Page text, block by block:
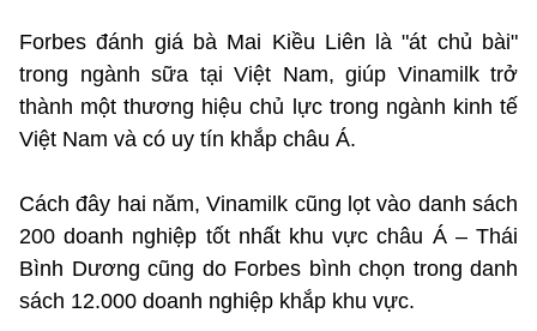
Forbes đánh giá bà Mai Kiều Liên là "át chủ bài"
trong ngành sữa tại Việt Nam, giúp Vinamilk trở
thành một thương hiệu chủ lực trong ngành kinh tế
Việt Nam và có uy tín khắp châu Á.
Cách đây hai năm, Vinamilk cũng lọt vào danh sách
200 doanh nghiệp tốt nhất khu vực châu Á – Thái
Bình Dương cũng do Forbes bình chọn trong danh
sách 12.000 doanh nghiệp khắp khu vực.